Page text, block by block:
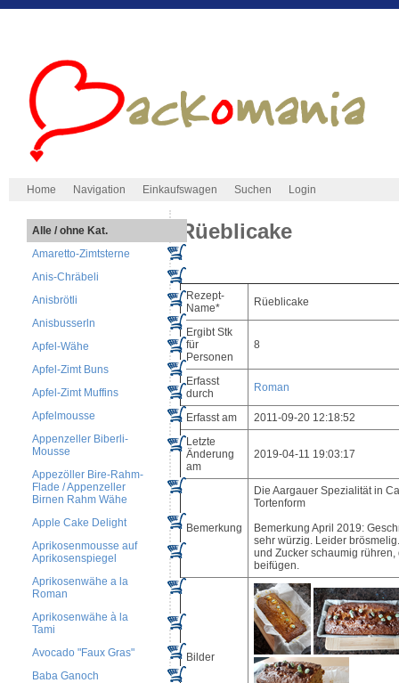
Home Navigation Einkaufswagen Suchen Login
Alle / ohne Kat.
Amaretto-Zimtsterne
Anis-Chräbeli
Anisbrötli
Anisbusserln
Apfel-Wähe
Apfel-Zimt Buns
Apfel-Zimt Muffins
Apfelmousse
Appenzeller Biberli-
Mousse
Appezöller Bire-Rahm-
Flade / Appenzeller
Birnen Rahm Wähe
Apple Cake Delight
Aprikosenmousse auf
Aprikosenspiegel
Aprikosenwähe a la
Roman
Aprikosenwähe à la
Tami
Avocado "Faux Gras"
Baba Ganoch
Rüeblicake
Rezept-
Name*
Rüeblicake
Ergibt Stk
für
Personen
8
Erfasst
durch
Roman
Erfasst am
2011-09-20 12:18:52
Letzte
Änderung
am
2019-04-11 19:03:17
Bemerkung
Die Aargauer Spezialität in
Tortenform
Bemerkung April 2019:
sehr würzig. Leider
und Zucker schaumig rühren,
beifügen.
Bilder